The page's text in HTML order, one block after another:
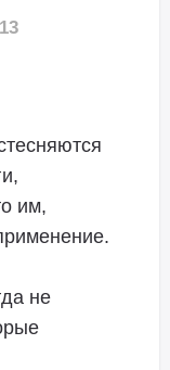
им,
не